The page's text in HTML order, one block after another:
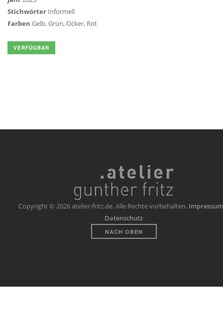
Stichwörter Informell
Farben Gelb, Grün, Ocker, Rot
VERFÜGBAR
Copyright © 2026 atelier-fritz.de. Alle Rechte vorbehalten.
Datenschutz
NACH OBEN